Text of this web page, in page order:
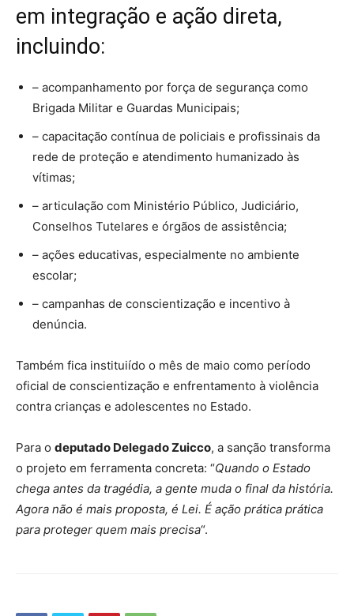
em integração e ação direta,
incluindo:
– acompanhamento por força de segurança como
Brigada Militar e Guardas Municipais;
– capacitação contínua de policiais e profissinais da
rede de proteção e atendimento humanizado às
vítimas;
– articulação com Ministério Público, Judiciário,
Conselhos Tutelares e órgãos de assistência;
– ações educativas, especialmente no ambiente
escolar;
– campanhas de conscientização e incentivo à
denúncia.
Também fica instituiído o mês de maio como período
oficial de conscientização e enfrentamento à violência
contra crianças e adolescentes no Estado.
Para o deputado Delegado Zuicco, a sanção transforma
o projeto em ferramenta concreta: “Quando o Estado
chega antes da tragédia, a gente muda o final da história.
Agora não é mais proposta, é Lei. É ação prática prática
para proteger quem mais precisa“.